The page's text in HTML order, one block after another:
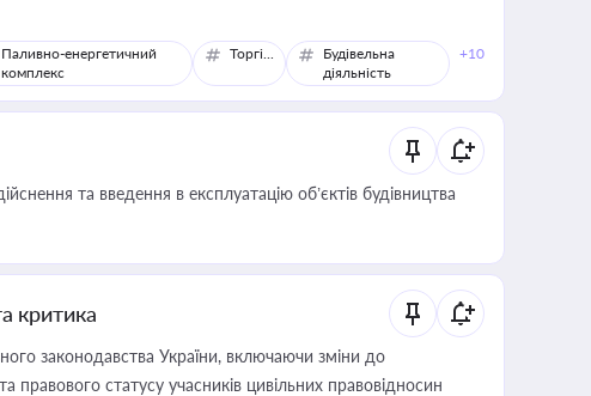
Паливно-енергетичний
комплекс
Торгівля
Будівельна
діяльність
+10
та введення в експлуатацію об’єктів будівництва
критика
законодавства України, включаючи зміни до
статусу учасників цивільних правовідносин